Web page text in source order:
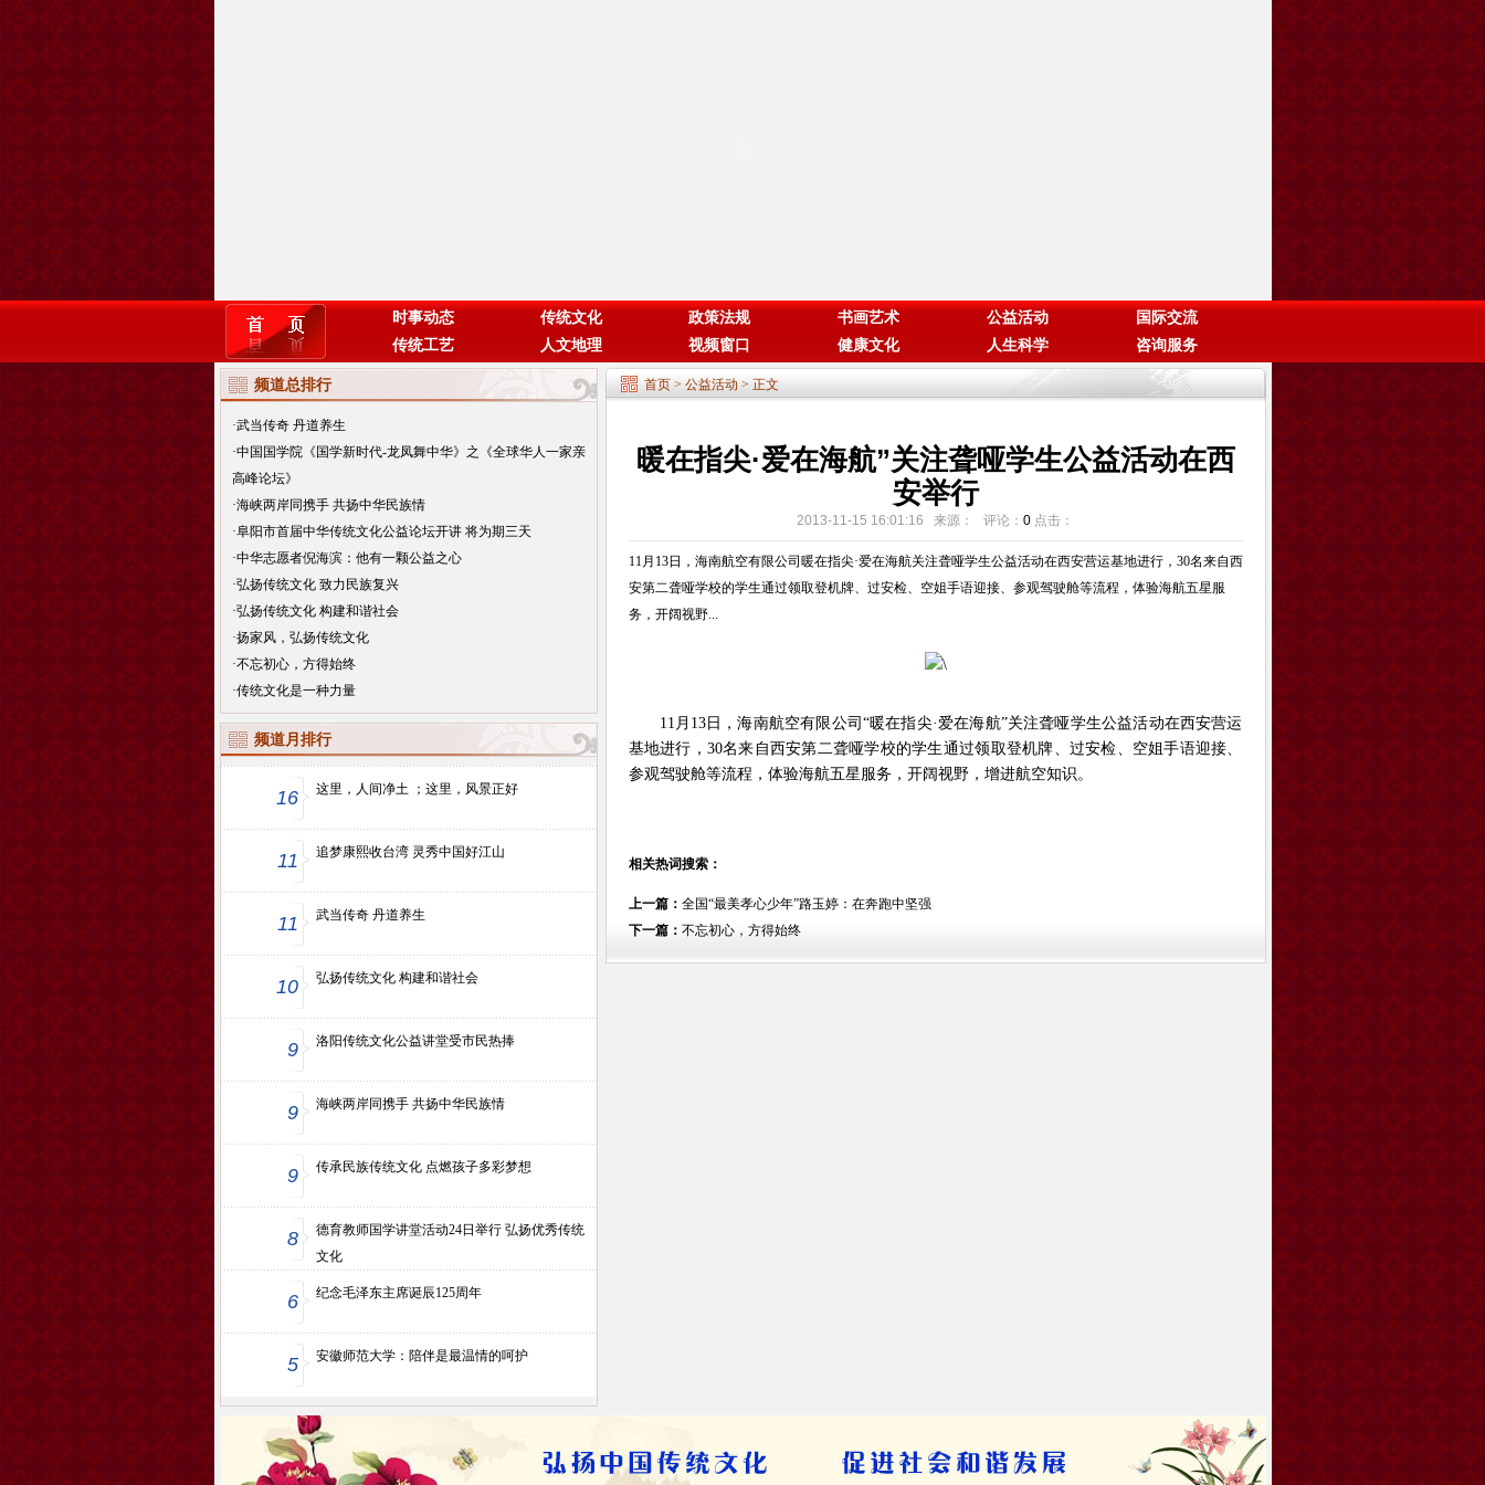
时事动态 传统文化 政策法规 书画艺术 公益活动
国际交流
传统工艺
人文地理 视频窗口 健康文化 人生科学 咨询服务
频道总排行
·武当传奇 丹道养生
·中国国学院《国学新时代-龙凤舞中华》之《全球华人一家亲
高峰论坛》
·海峡两岸同携手 共扬中华民族情
·阜阳市首届中华传统文化公益论坛开讲 将为期三天
·中华志愿者倪海滨：他有一颗公益之心
·弘扬传统文化 致力民族复兴
·弘扬传统文化 构建和谐社会
·扬家风，弘扬传统文化
·不忘初心，方得始终
·传统文化是一种力量
频道月排行
16 这里，人间净土 ；这里，风景正好
11 追梦康熙收台湾 灵秀中国好江山
11 武当传奇 丹道养生
10 弘扬传统文化 构建和谐社会
9 洛阳传统文化公益讲堂受市民热捧
9 海峡两岸同携手 共扬中华民族情
9 传承民族传统文化 点燃孩子多彩梦想
8
德育教师国学讲堂活动24日举行 弘扬优秀传统
文化
6 纪念毛泽东主席诞辰125周年
5 安徽师范大学：陪伴是最温情的呵护
首页> 公益活动 > 正文
暖在指尖·爱在海航”关注聋哑学生公益活动在西
安举行
2013-11-15 16:01:16 来源： 评论： 0 点击：
11月13日，海南航空有限公司暖在指尖·爱在海航关注聋哑学生公益活动在西安营运基地进行，30名来自西
安第二聋哑学校的学生通过领取登机牌、过安检、空姐手语迎接、参观驾驶舱等流程，体验海航五星服
务，开阔视野...
11月13日，海南航空有限公司“暖在指尖·爱在海航”关注聋哑学生公益活动在西安营运
基地进行，30名来自西安第二聋哑学校的学生通过领取登机牌、过安检、空姐手语迎接、
参观驾驶舱等流程，体验海航五星服务，开阔视野，增进航空知识。
相关热词搜索：
上一篇： 全国“最美孝心少年”路玉婷：在奔跑中坚强
下一篇： 不忘初心，方得始终